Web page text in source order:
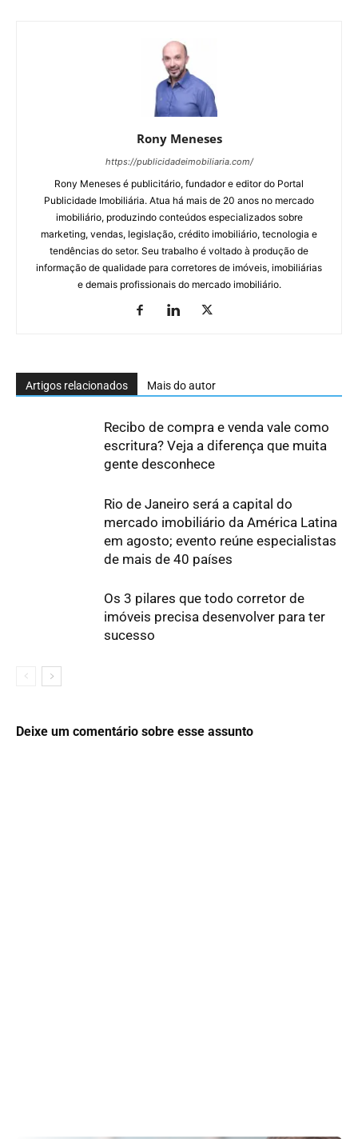
Rony Meneses
https://publicidadeimobiliaria.com/
Rony Meneses é publicitário, fundador e editor do Portal
Publicidade Imobiliária. Atua há mais de 20 anos no mercado
imobiliário, produzindo conteúdos especializados sobre
marketing, vendas, legislação, crédito imobiliário, tecnologia e
tendências do setor. Seu trabalho é voltado à produção de
informação de qualidade para corretores de imóveis, imobiliárias
e demais profissionais do mercado imobiliário.
Artigos relacionados Mais do autor
Recibo de compra e venda vale como
escritura? Veja a diferença que muita
gente desconhece
Rio de Janeiro será a capital do
mercado imobiliário da América Latina
em agosto; evento reúne especialistas
de mais de 40 países
Os 3 pilares que todo corretor de
imóveis precisa desenvolver para ter
sucesso
Deixe um comentário sobre esse assunto